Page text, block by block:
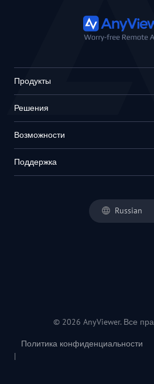
Russian
Продукты
Решения
Возможности
Поддержка
© 2026 AnyViewer. Все
Политика конфиденциальности
|